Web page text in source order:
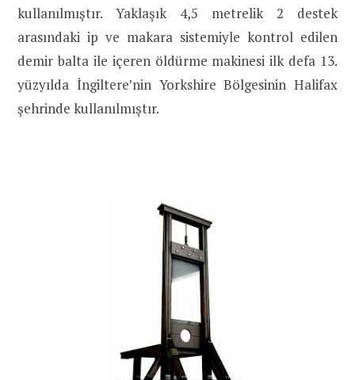
kullanılmıştır. Yaklaşık 4,5 metrelik 2 destek
arasındaki ip ve makara sistemiyle kontrol edilen
demir balta ile içeren öldürme makinesi ilk defa 13.
yüzyılda İngiltere’nin Yorkshire Bölgesinin Halifax
şehrinde kullanılmıştır.